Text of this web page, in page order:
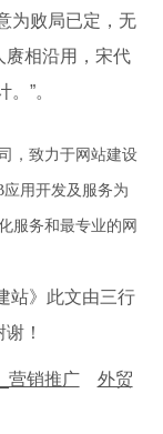
为败局已定，无
赓相沿用，宋代
”。
，致力于网站建设
用开发及服务为
服务和最专业的网
站》此文由三行
！
营销推广
外贸